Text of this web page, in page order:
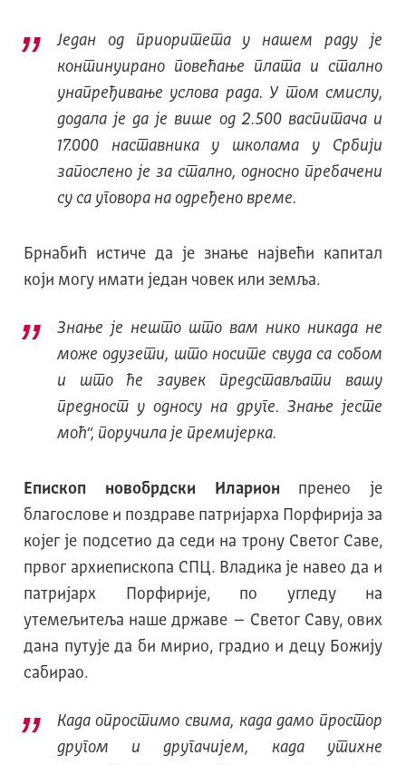
Један од приоритета у нашем раду је
континуирано повећање плата и стално
унапређивање услова рада. У том смислу,
додала је да је више од 2.500 васпитача и
17.000 наставника у школама у Србији
запослено је за стално, односно пребачени
су са уговора на одређено време.
Брнабић истиче да је знање највећи капитал
који могу имати један човек или земља.
Знање је нешто што вам нико никада не
може одузети, што носите свуда са собом
и што ће заувек представљати вашу
предност у односу на друге. Знање јесте
моћ“, поручила је премијерка.
Епископ новобрдски Иларион пренео је
благослове и поздраве патријарха Порфирија за
којег је подсетио да седи на трону Светог Саве,
првог архиепископа СПЦ. Владика је навео да и
патријарх Порфирије, по угледу на
утемељитеља наше државе – Светог Саву, ових
дана путује да би мирио, градио и децу Божију
сабирао.
Када опростимо свима, када дамо простор
другом и другачијем, када утихне